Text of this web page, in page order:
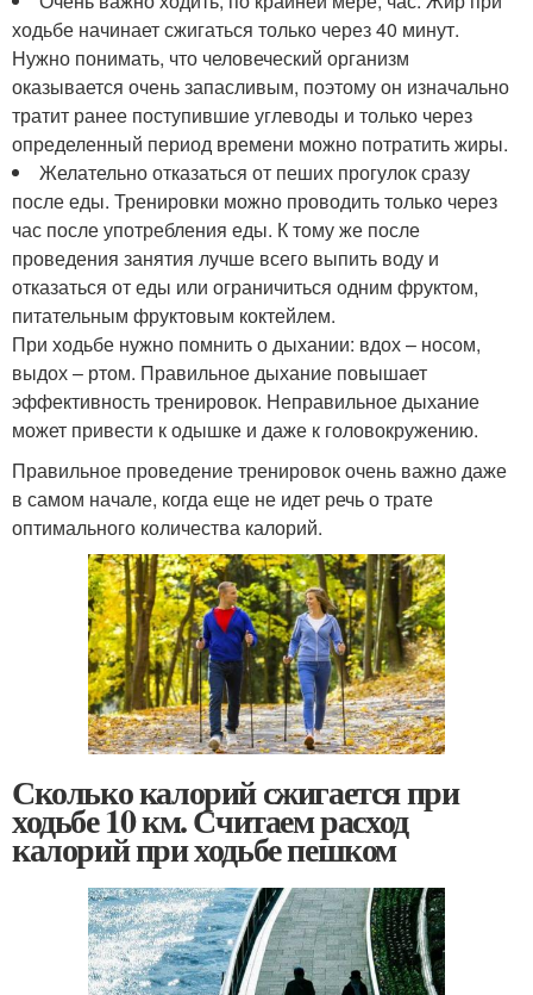
ходьбе начинает сжигаться только через 40 минут.
Нужно понимать, что человеческий организм
оказывается очень запасливым, поэтому он изначально
тратит ранее поступившие углеводы и только через
определенный период времени можно потратить жиры.
Желательно отказаться от пеших прогулок сразу
после еды. Тренировки можно проводить только через
час после употребления еды. К тому же после
проведения занятия лучше всего выпить воду и
отказаться от еды или ограничиться одним фруктом,
питательным фруктовым коктейлем.
При ходьбе нужно помнить о дыхании: вдох – носом,
выдох – ртом. Правильное дыхание повышает
эффективность тренировок. Неправильное дыхание
может привести к одышке и даже к головокружению.
Правильное проведение тренировок очень важно даже
в самом начале, когда еще не идет речь о трате
оптимального количества калорий.
Сколько калорий сжигается при
ходьбе 10 км. Считаем расход
калорий при ходьбе пешком